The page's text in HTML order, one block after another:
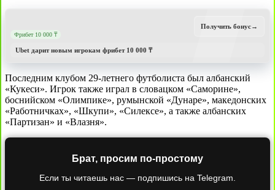
Фрибет 10 000 ₸
Ubet дарит новым игрокам фрибет 10 000 ₸
Получить бонус→
Последним клубом 29-летнего футболиста был албанский
«Кукеси». Игрок также играл в словацком «Саморине»,
боснийском «Олимпике», румынской «Дунаре», македонских
«Работничках», «Шкупи», «Силексе», а также албанских
«Партизан» и «Влазня».
Брат, просим по-простому
Если ты читаешь нас — подпишись на Telegram.